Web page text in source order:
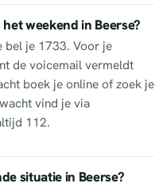
weekend in Beerse?
bel je 1733. Voor je
de voicemail vermeldt
boek je online of zoek je
vind je via
112.
situatie in Beerse?